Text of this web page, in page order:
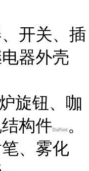
、开关、插
器外壳
旋钮、咖
构件 DuPont 。
笔、雾化